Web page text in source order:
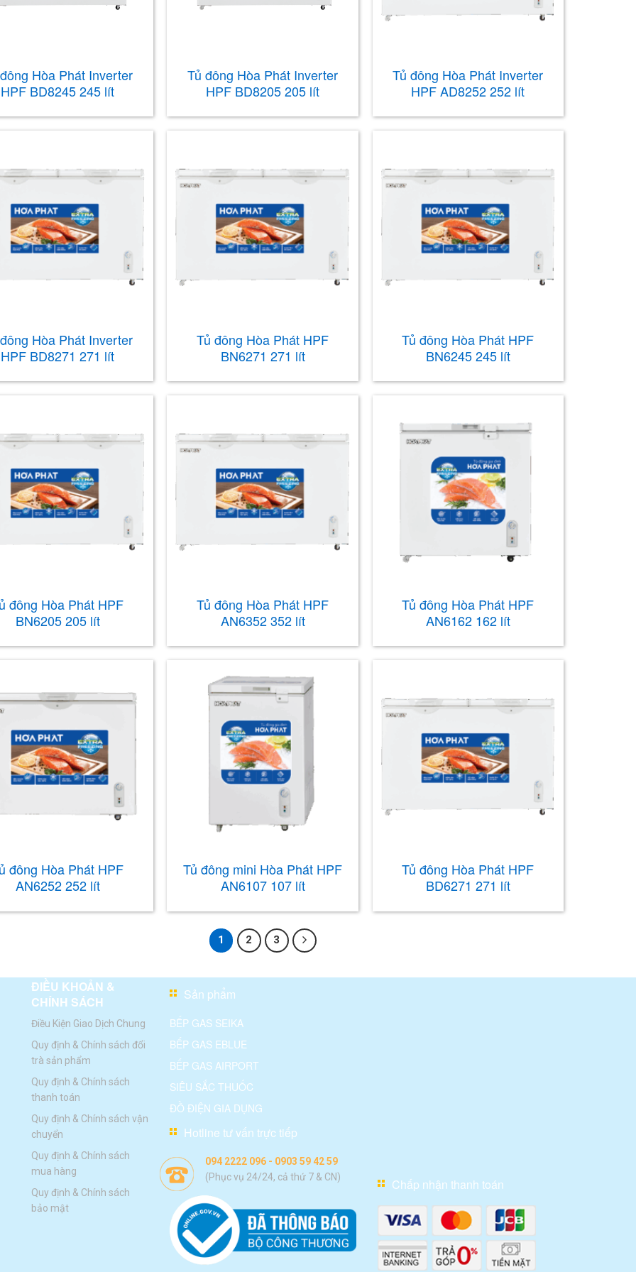
Hòa Phát Inverter
HPF BD8245 245 lít
Tủ đông Hòa Phát Inverter
HPF BD8205 205 lít
Tủ đông Hòa Phát Inverter
HPF AD8252 252 lít
Hòa Phát Inverter
HPF BD8271 271 lít
Tủ đông Hòa Phát HPF
BN6271 271 lít
Tủ đông Hòa Phát HPF
BN6245 245 lít
đông Hòa Phát HPF
BN6205 205 lít
Tủ đông Hòa Phát HPF
AN6352 352 lít
Tủ đông Hòa Phát HPF
AN6162 162 lít
đông Hòa Phát HPF
AN6252 252 lít
Tủ đông mini Hòa Phát HPF
AN6107 107 lít
Tủ đông Hòa Phát HPF
BD6271 271 lít
1 2 3
ĐIỀU KHOẢN &
CHÍNH SÁCH
Điều Kiện Giao Dịch Chung
Quy định & Chính sách đổi
trà sản phẩm
Quy định & Chính sách
thanh toán
Quy định & Chính sách vận
chuyển
Quy định & Chính sách
mua hàng
Quy định & Chính sách
bảo mật
Sản phẩm
BẾP GAS SEIKA
BẾP GAS EBLUE
BẾP GAS AIRPORT
SIÊU SẮC THUỐC
ĐỒ ĐIỆN GIA DỤNG
Hotline tư vấn trực tiếp
094 2222 096 - 0903 59 42 59
(Phục vụ 24/24, cả thứ 7 & CN)
Chấp nhận thanh toán